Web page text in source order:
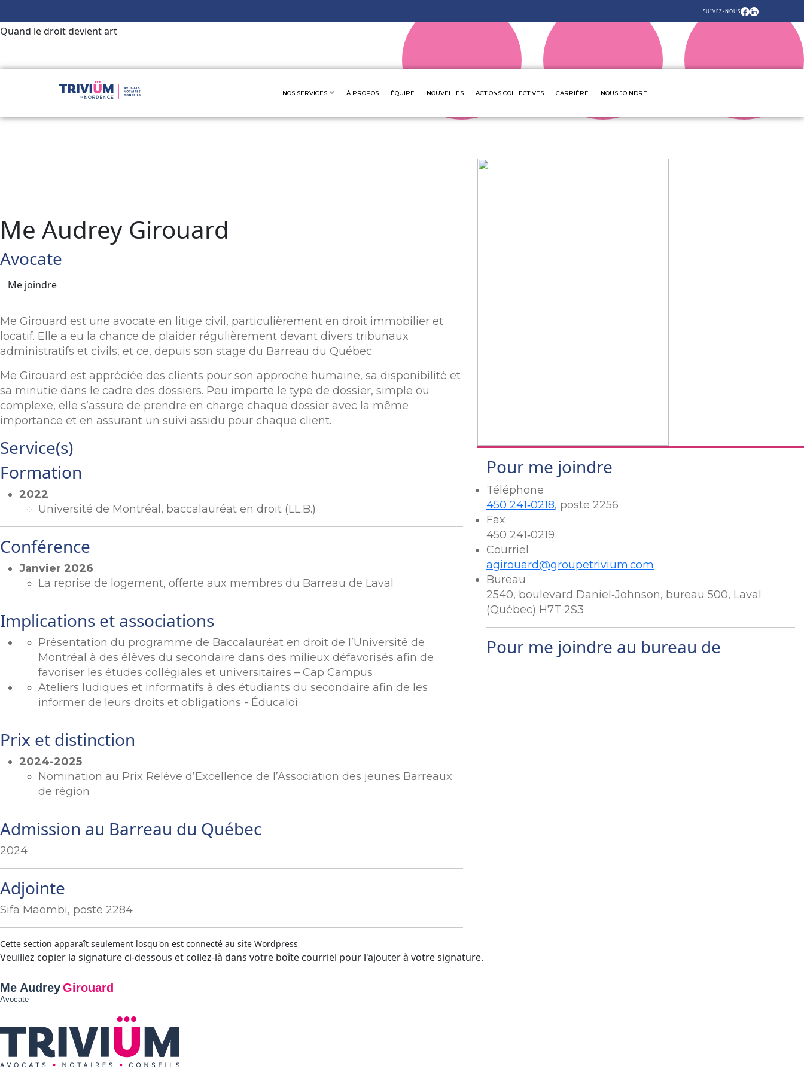
Quand le droit devient art
SUIVEZ-NOUS
NOS SERVICES À PROPOS ÉQUIPE NOUVELLES ACTIONS COLLECTIVES CARRIÈRE NOUS JOINDRE
Me Audrey Girouard
Avocate
Me joindre
Me Girouard est une avocate en litige civil, particulièrement en droit immobilier et
locatif. Elle a eu la chance de plaider régulièrement devant divers tribunaux
administratifs et civils, et ce, depuis son stage du Barreau du Québec.
Me Girouard est appréciée des clients pour son approche humaine, sa disponibilité et
sa minutie dans le cadre des dossiers. Peu importe le type de dossier, simple ou
complexe, elle s’assure de prendre en charge chaque dossier avec la même
importance et en assurant un suivi assidu pour chaque client.
Service(s)
Formation
2022
Université de Montréal, baccalauréat en droit (LL.B.)
Conférence
Janvier 2026
La reprise de logement, offerte aux membres du Barreau de Laval
Implications et associations
Présentation du programme de Baccalauréat en droit de l’Université de
Montréal à des élèves du secondaire dans des milieux défavorisés afin de
favoriser les études collégiales et universitaires – Cap Campus
Ateliers ludiques et informatifs à des étudiants du secondaire afin de les
informer de leurs droits et obligations - Éducaloi
Prix et distinction
2024-2025
Nomination au Prix Relève d’Excellence de l’Association des jeunes Barreaux
de région
Admission au Barreau du Québec
2024
Adjointe
Sifa Maombi, poste 2284
Pour me joindre
Téléphone
450 241‑0218, poste 2256
Fax
450 241‑0219
Courriel
agirouard@groupetrivium.com
Bureau
2540, boulevard Daniel‑Johnson, bureau 500, Laval
(Québec) H7T 2S3
Pour me joindre au bureau de
Cette section apparaît seulement losqu'on est connecté au site Wordpress
Veuillez copier la signature ci-dessous et collez-là dans votre boîte courriel pour l'ajouter à votre signature.
Me AudreyGirouard
Avocate